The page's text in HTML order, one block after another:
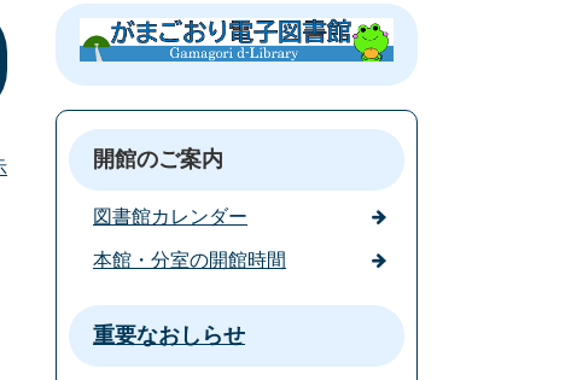
開館のご案内
図書館カレンダー
本館・分室の開館時間
重要なおしらせ